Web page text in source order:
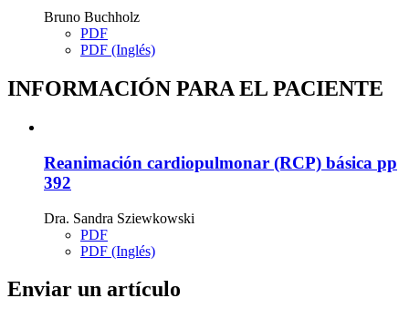
Bruno Buchholz
PDF
PDF (Inglés)
INFORMACIÓN PARA EL PACIENTE
Reanimación cardiopulmonar (RCP) básica pp
392
Dra. Sandra Sziewkowski
PDF
PDF (Inglés)
Enviar un artículo